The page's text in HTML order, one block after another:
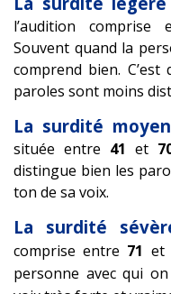
l’audition comprise
Souvent quand la
comprend bien. C’est
paroles sont moins
La surdité
située entre 41 et
distingue bien les
ton de sa voix.
La surdité
comprise entre 71 et
personne avec qui